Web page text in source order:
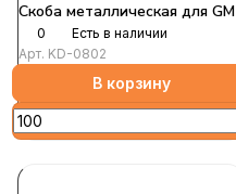
Скоба металлическая для GM
0
Есть в наличии
Арт. KD-0802
В корзину